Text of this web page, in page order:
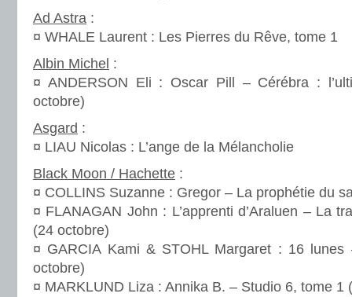
Ad Astra :
¤ WHALE Laurent : Les Pierres du Rêve, tome 1
Albin Michel :
¤ ANDERSON Eli : Oscar Pill – Cérébra :
octobre)
Asgard :
¤ LIAU Nicolas : L’ange de la Mélancholie
Black Moon / Hachette :
¤ COLLINS Suzanne : Gregor – La prophétie du
¤ FLANAGAN John : L’apprenti d’Araluen – La
(24 octobre)
¤ GARCIA Kami & STOHL Margaret : 16
octobre)
¤ MARKLUND Liza : Annika B. – Studio 6, tome 1